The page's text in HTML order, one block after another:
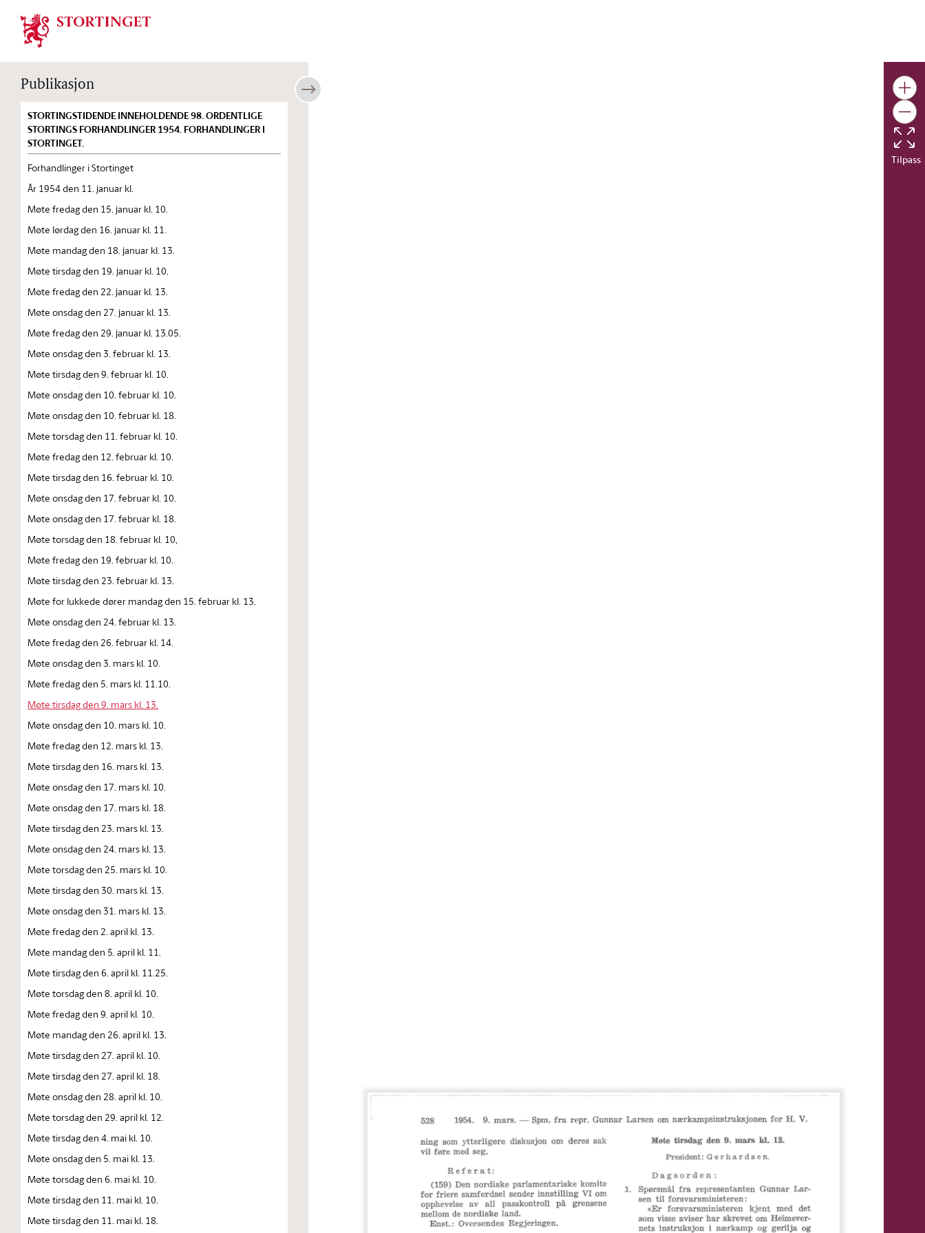
Stortinget.no
Publikasjon
STORTINGSTIDENDE INNEHOLDENDE 98. ORDENTLIGE
STORTINGS FORHANDLINGER 1954. FORHANDLINGER I
STORTINGET.
Forhandlinger i Stortinget
År 1954 den 11. januar kl.
Møte fredag den 15. januar kl. 10.
Møte lørdag den 16. januar kl. 11.
Møte mandag den 18. januar kl. 13.
Møte tirsdag den 19. januar kl. 10.
Møte fredag den 22. januar kl. 13.
Møte onsdag den 27. januar kl. 13.
Møte fredag den 29. januar kl. 13.05.
Møte onsdag den 3. februar kl. 13.
Møte tirsdag den 9. februar kl. 10.
Møte onsdag den 10. februar kl. 10.
Møte onsdag den 10. februar kl. 18.
Møte torsdag den 11. februar kl. 10.
Møte fredag den 12. februar kl. 10.
Møte tirsdag den 16. februar kl. 10.
Møte onsdag den 17. februar kl. 10.
Møte onsdag den 17. februar kl. 18.
Møte torsdag den 18. februar kl. 10,
Møte fredag den 19. februar kl. 10.
Møte tirsdag den 23. februar kl. 13.
Møte for lukkede dører mandag den 15. februar kl. 13.
Møte onsdag den 24. februar kl. 13.
Møte fredag den 26. februar kl. 14.
Møte onsdag den 3. mars kl. 10.
Møte fredag den 5. mars kl. 11.10.
Møte tirsdag den 9. mars kl. 13.
Møte onsdag den 10. mars kl. 10.
Møte fredag den 12. mars kl. 13.
Møte tirsdag den 16. mars kl. 13.
Møte onsdag den 17. mars kl. 10.
Møte onsdag den 17. mars kl. 18.
Møte tirsdag den 23. mars kl. 13.
Møte onsdag den 24. mars kl. 13.
Møte torsdag den 25. mars kl. 10.
Møte tirsdag den 30. mars kl. 13.
Møte onsdag den 31. mars kl. 13.
Møte fredag den 2. april kl. 13.
Møte mandag den 5. april kl. 11.
Møte tirsdag den 6. april kl. 11.25.
Møte torsdag den 8. april kl. 10.
Møte fredag den 9. april kl. 10.
Møte mandag den 26. april kl. 13.
Møte tirsdag den 27. april kl. 10.
Møte tirsdag den 27. april kl. 18.
Møte onsdag den 28. april kl. 10.
Møte torsdag den 29. april kl. 12.
Møte tirsdag den 4. mai kl. 10.
Møte onsdag den 5. mai kl. 13.
Møte torsdag den 6. mai kl. 10.
Møte tirsdag den 11. mai kl. 10.
Møte tirsdag den 11. mai kl. 18.